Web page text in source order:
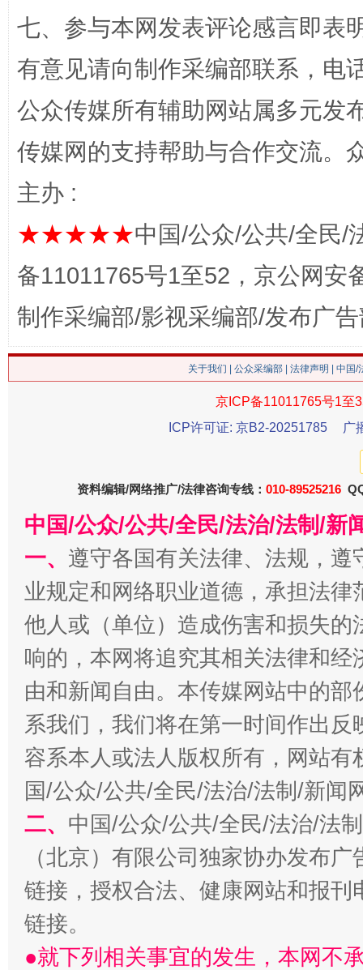
网上购药对药下症？
这是一记警钟！ 谢
今
习近平的博鳌关键词
魏明亮
七、参与本网发表评论感言即表
有意见请向制作采编部联系，电
公众传媒所有辅助网站属多元发
传媒网的支持帮助与合作交流。
主办 :
★★★★★中国/公众/公共/全民/
备11011765号1至52，京公网安
制作采编部/影视采编部/发布广
关于我们 公众采编部 法律声明 | 中国
京ICP备11011765号1至
ICP许可证: 京B2-20251785
广
资料编辑/网络推广/法律咨询专线： 010-89525216
中国/公众/公共/全民/法治/法制/新
一、 遵守各国有关法律、法规，
业规定和网络职业道德，承担法
他人或（单位）造成伤害和损失
响的，本网将追究其相关法律和
由和新闻自由。本传媒网站中的
系我们，我们将在第一时间作出
容系本人或法人版权所有，网站
国/公众/公共/全民/法治/法制/新闻
二、 中国/公众/公共/全民/法治/法
（北京）有限公司独家协办发布
链接，授权合法、健康网站和报
链接。
●就下列相关事宜的发生，本网不